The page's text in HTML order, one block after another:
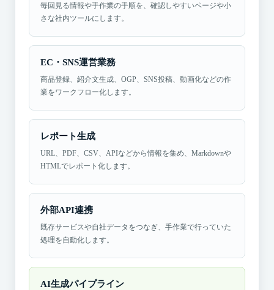
毎回見る情報や手作業の手順を、確認しやすいページや小
さな社内ツールにします。
EC・SNS運営業務
商品登録、紹介文生成、OGP、SNS投稿、動画化などの作
業をワークフロー化します。
レポート生成
URL、PDF、CSV、APIなどから情報を集め、Markdownや
HTMLでレポート化します。
外部API連携
既存サービスや自社データをつなぎ、手作業で行っていた
処理を自動化します。
AI生成パイプライン